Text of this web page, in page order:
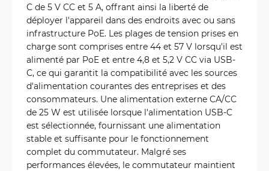
C de 5 V CC et 5 A, offrant ainsi la liberté de
déployer l'appareil dans des endroits avec ou sans
infrastructure PoE. Les plages de tension prises en
charge sont comprises entre 44 et 57 V lorsqu'il est
alimenté par PoE et entre 4,8 et 5,2 V CC via USB-
C, ce qui garantit la compatibilité avec les sources
d'alimentation courantes des entreprises et des
consommateurs. Une alimentation externe CA/CC
de 25 W est utilisée lorsque l'alimentation USB-C
est sélectionnée, fournissant une alimentation
stable et suffisante pour le fonctionnement
complet du commutateur. Malgré ses
performances élevées, le commutateur maintient